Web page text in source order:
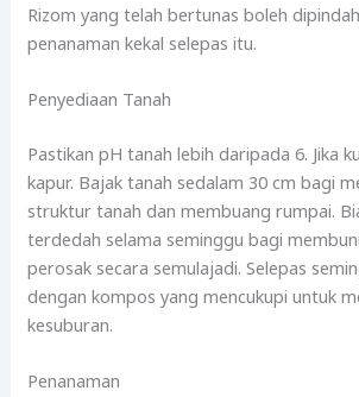
Rizom yang telah bertunas boleh
penanaman kekal selepas itu.
Penyediaan Tanah
Pastikan pH tanah lebih daripada 6. Jika
kapur. Bajak tanah sedalam 30 cm bagi
struktur tanah dan membuang rumpai.
terdedah selama seminggu bagi
perosak secara semulajadi. Selepas
dengan kompos yang mencukupi untuk
kesuburan.
Penanaman